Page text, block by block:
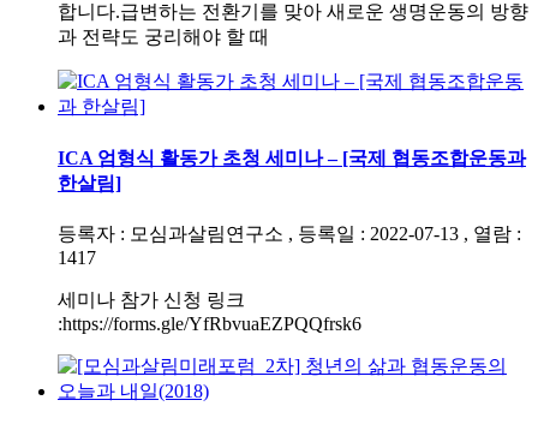
합니다.급변하는 전환기를 맞아 새로운 생명운동의 방향
과 전략도 궁리해야 할 때
ICA 엄형식 활동가 초청 세미나 – [국제 협동조합운동과
한살림]
등록자 : 모심과살림연구소 , 등록일 : 2022-07-13 , 열람 :
1417
세미나 참가 신청 링크
:https://forms.gle/YfRbvuaEZPQQfrsk6